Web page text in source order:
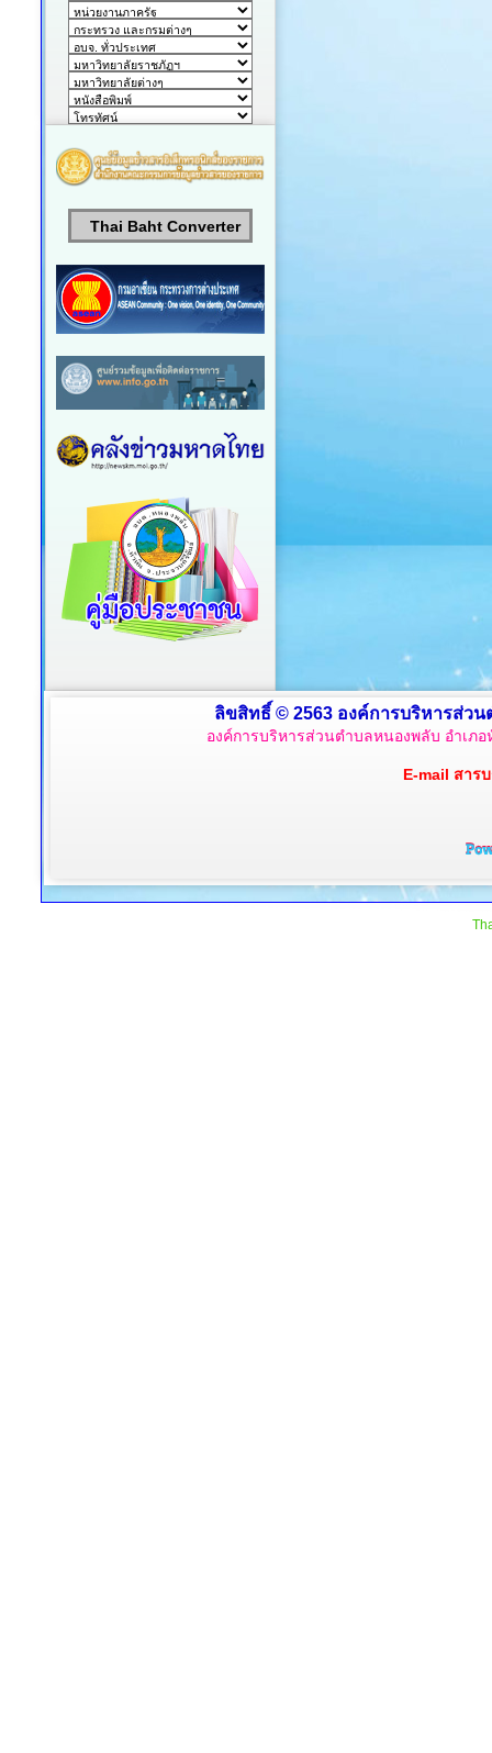
Thai Baht Converter
ลิขสิทธิ์ © 2563 องค์การบริหารส่ว
องค์การบริหารส่วนตำบลหนองพลับ อำเภ
E-mail สาร